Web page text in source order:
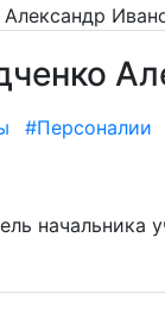
#Персоналии
начальника